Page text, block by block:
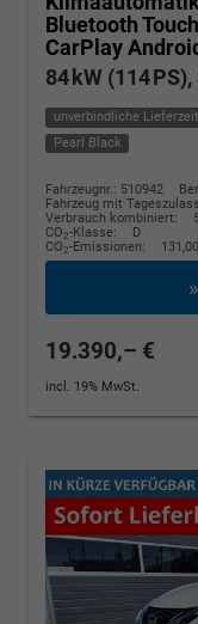
Bluetooth
CarPlay
84 kW (114
unverbindliche
Pearl Black
Fahrzeugnr.: 510942
Fahrzeug mit
Verbrauch kombiniert:
CO2-Klasse:
D
CO2-Emissionen:
19.390,– €
incl. 19% MwSt.